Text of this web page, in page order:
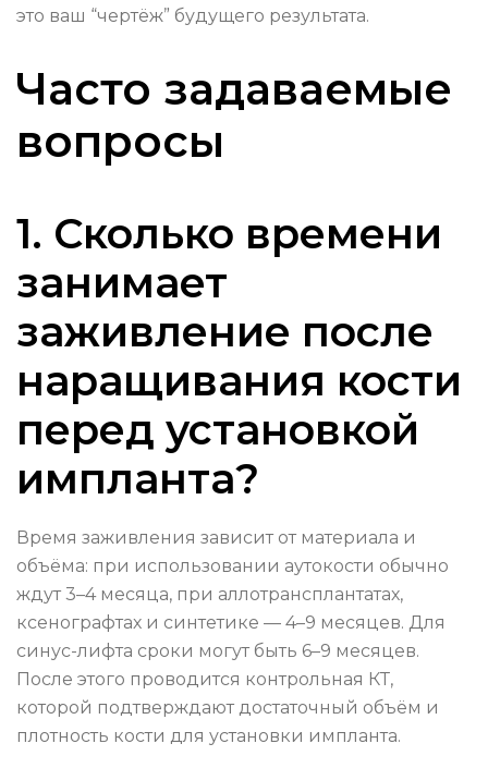
это ваш “чертёж” будущего результата.
Часто задаваемые
вопросы
1. Сколько времени
занимает
заживление после
наращивания кости
перед установкой
импланта?
Время заживления зависит от материала и
объёма: при использовании аутокости обычно
ждут 3–4 месяца, при аллотрансплантатах,
ксенографтах и синтетике — 4–9 месяцев. Для
синус-лифта сроки могут быть 6–9 месяцев.
После этого проводится контрольная КТ,
которой подтверждают достаточный объём и
плотность кости для установки импланта.